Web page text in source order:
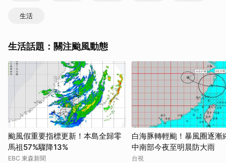
生活
生活話題：關注颱風動態
颱風假重要指標更新！本島全歸零
馬祖57%驟降13%
EBC 東森新聞
白海豚轉輕颱！暴風圈逐
中南部今夜至明晨防大雨
台視